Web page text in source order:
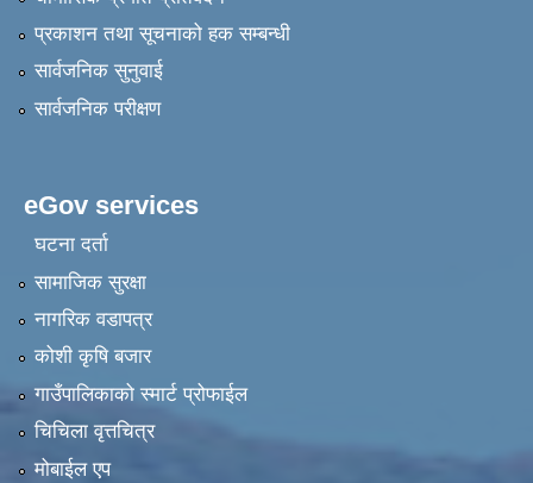
प्रकाशन तथा सूचनाको हक सम्बन्धी
सार्वजनिक सुनुवाई
सार्वजनिक परीक्षण
eGov services
घटना दर्ता
सामाजिक सुरक्षा
नागरिक वडापत्र
कोशी कृषि बजार
गाउँपालिकाको स्मार्ट प्रोफाईल
चिचिला वृत्तचित्र
मोबाईल एप